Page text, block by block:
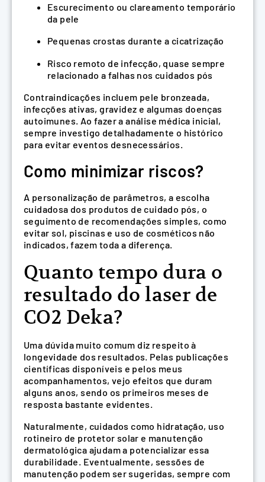
Escurecimento ou clareamento temporário
da pele
Pequenas crostas durante a cicatrização
Risco remoto de infecção, quase sempre
relacionado a falhas nos cuidados pós
Contraindicações incluem pele bronzeada,
infecções ativas, gravidez e algumas doenças
autoimunes. Ao fazer a análise médica inicial,
sempre investigo detalhadamente o histórico
para evitar eventos desnecessários.
Como minimizar riscos?
A personalização de parâmetros, a escolha
cuidadosa dos produtos de cuidado pós, o
seguimento de recomendações simples, como
evitar sol, piscinas e uso de cosméticos não
indicados, fazem toda a diferença.
Quanto tempo dura o
resultado do laser de
CO2 Deka?
Uma dúvida muito comum diz respeito à
longevidade dos resultados. Pelas publicações
científicas disponíveis e pelos meus
acompanhamentos, vejo efeitos que duram
alguns anos, sendo os primeiros meses de
resposta bastante evidentes.
Naturalmente, cuidados como hidratação, uso
rotineiro de protetor solar e manutenção
dermatológica ajudam a potencializar essa
durabilidade. Eventualmente, sessões de
manutenção podem ser sugeridas, sempre com